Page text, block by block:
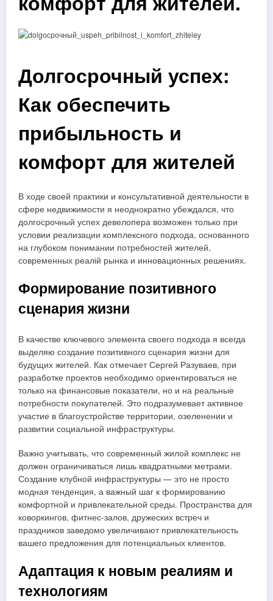
Долгосрочный успех:
Как обеспечить
прибыльность и
комфорт для жителей
В ходе своей практики и консультативной деятельности в
сфере недвижимости я неоднократно убеждался, что
долгосрочный успех девелопера возможен только при
условии реализации комплексного подхода, основанного
на глубоком понимании потребностей жителей,
современных реалій рынка и инновационных решениях.
Формирование позитивного
сценария жизни
В качестве ключевого элемента своего подхода я всегда
выделяю создание позитивного сценария жизни для
будущих жителей. Как отмечает Сергей Разуваев, при
разработке проектов необходимо ориентироваться не
только на финансовые показатели, но и на реальные
потребности покупателей. Это подразумевает активное
участие в благоустройстве территории, озеленении и
развитии социальной инфраструктуры.
Важно учитывать, что современный жилой комплекс не
должен ограничиваться лишь квадратными метрами.
Создание клубной инфраструктуры — это не просто
модная тенденция, а важный шаг к формированию
комфортной и привлекательной среды. Пространства для
коворкингов, фитнес-залов, дружеских встреч и
праздников заведомо увеличивают привлекательность
вашего предложения для потенциальных клиентов.
Адаптация к новым реалиям и
технологиям